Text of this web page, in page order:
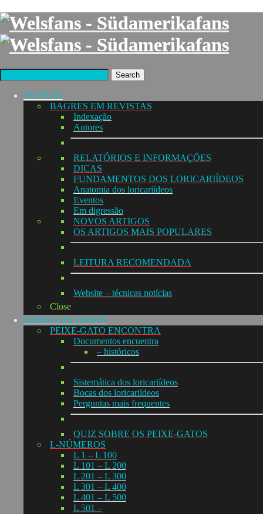
Search
NOTÍCIA
BAGRES EM REVISTAS
Indexação
Autores
RELATÓRIOS E INFORMAÇÕES
DICAS
FUNDAMENTOS DOS LORICARIÍDEOS
Anatomia dos loricariídeos
Eventos
Em digressão
NOVOS ARTIGOS
OS ARTIGOS MAIS POPULARES
LEITURA RECOMENDADA
Website – técnicas notícias
Close
BANCO DE DATOS
PEIXE-GATO ENCONTRA
Documentos encuentra
– históricos
Sistemática dos loricariídeos
Bocas dos loricariídeos
Perguntas mais frequentes
QUIZ SOBRE OS PEIXE-GATOS
L-NÚMEROS
L 1 – L 100
L 101 – L 200
L 201 – L 300
L 301 – L 400
L 401 – L 500
L 501 –